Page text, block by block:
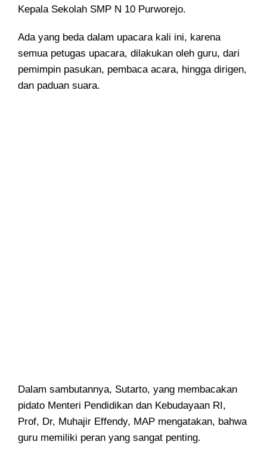
Kepala Sekolah SMP N 10 Purworejo.
Ada yang beda dalam upacara kali ini, karena
semua petugas upacara, dilakukan oleh guru, dari
pemimpin pasukan, pembaca acara, hingga dirigen,
dan paduan suara.
Dalam sambutannya, Sutarto, yang membacakan
pidato Menteri Pendidikan dan Kebudayaan RI,
Prof, Dr, Muhajir Effendy, MAP mengatakan, bahwa
guru memiliki peran yang sangat penting.